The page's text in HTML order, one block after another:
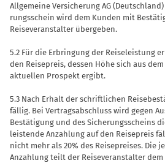
Allgemeine Versicherung AG
rungsschein wird dem Kunden mit
Reiseveran­stalter übergeben.
5.2 Für die Erbringung der Reiseleistung
den Rei­sepreis, dessen Höhe sich aus
aktuellen Prospekt ergibt.
5.3 Nach Erhalt der schriftlichen
fäl­lig. Bei Vertragsabschluss wird gegen
Bestätigung und des Sicherungsscheins
leistende Anzahlung auf den Reisepreis
nicht mehr als 20% des Reisepreises. Die
Anzahlung teilt der Reiseveranstalter